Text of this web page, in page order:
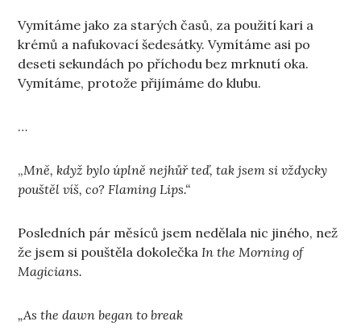
Vymítáme jako za starých časů, za použití kari a
krémů a nafukovací šedesátky. Vymítáme asi po
deseti sekundách po příchodu bez mrknutí oka.
Vymítáme, protože přijímáme do klubu.
…
„Mně, když bylo úplně nejhůř teď, tak jsem si vždycky
pouštěl víš, co? Flaming Lips.“
Posledních pár měsíců jsem nedělala nic jiného, než
že jsem si pouštěla dokolečkaIn the Morning of
Magicians.
„As the dawn began to break